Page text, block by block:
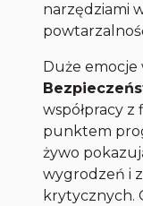
narzędziami
Duże
współpracy z
punktem
żywo
wygrodzeń i
krytycznych.